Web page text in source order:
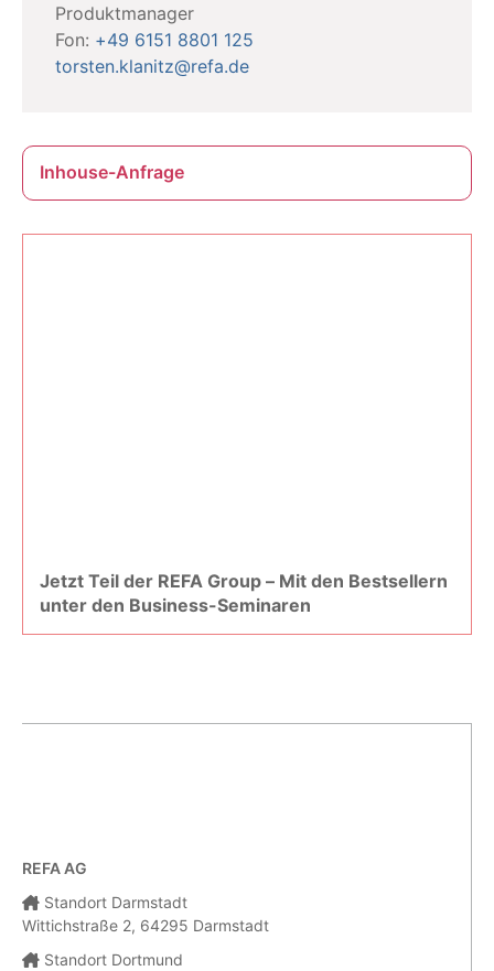
Produktmanager
Fon: +49 6151 8801 125
torsten.klanitz@refa.de
Inhouse-Anfrage
Jetzt Teil der REFA Group – Mit den Bestsellern
unter den Business-Seminaren
REFA AG
Standort Darmstadt
Wittichstraße 2, 64295 Darmstadt
Standort Dortmund